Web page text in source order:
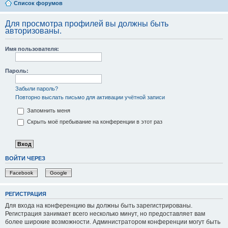
Список форумов
Для просмотра профилей вы должны быть
авторизованы.
Имя пользователя:
Пароль:
Забыли пароль?
Повторно выслать письмо для активации учётной записи
Запомнить меня
Скрыть моё пребывание на конференции в этот раз
ВОЙТИ ЧЕРЕЗ
Facebook Google
РЕГИСТРАЦИЯ
Для входа на конференцию вы должны быть зарегистрированы.
Регистрация занимает всего несколько минут, но предоставляет вам
более широкие возможности. Администратором конференции могут быть